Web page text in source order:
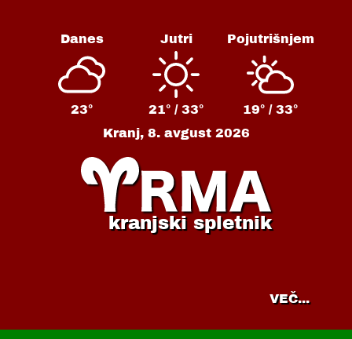
Danes
23°
Jutri
21° / 33°
Pojutrišnjem
19° / 33°
Kranj, 8. avgust 2026
kranjski spletnik
VEČ...